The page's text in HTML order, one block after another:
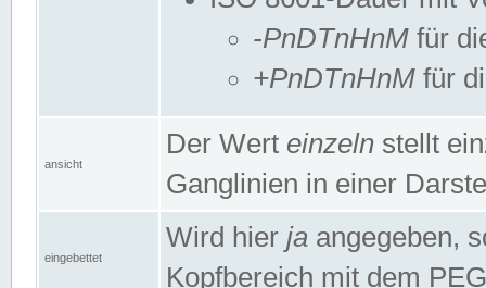
-PnDTnHnM für
+PnDTnHnM für
ansicht
Der Wert einzeln stellt
Ganglinien in einer
eingebettet
Wird hier ja angegeben,
Kopfbereich mit dem